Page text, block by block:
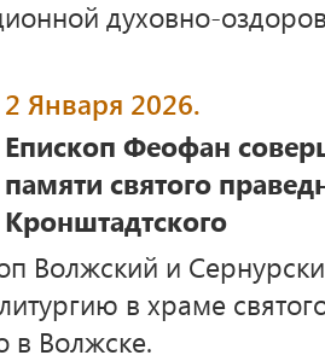
духовно-
2 Января 2026.
Епископ Феофан
памяти святого
Кронштадтского
Волжский и
в храме
в Волжске.